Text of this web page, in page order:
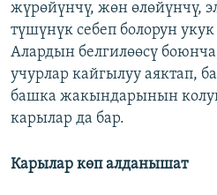
жүрөйүнчү, жөн өлөйүнчү,
түшүнүк себеп болорун
Алардын белгилөөсү
учурлар кайгылуу аяктап,
башка жакындарынын
карылар да бар.
Карылар көп алданышат